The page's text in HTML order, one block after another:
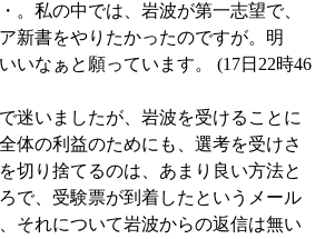
。私の中では、岩波が第一志望で、
新書をやりたかったのですが。明
いなぁと願っています。 (17日22時46
迷いましたが、岩波を受けることに
体の利益のためにも、選考を受けさ
切り捨てるのは、あまり良い方法と
で、受験票が到着したというメール
それについて岩波からの返信は無い